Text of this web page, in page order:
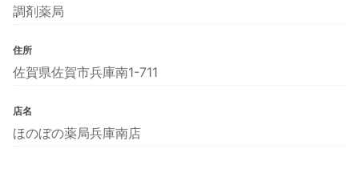
調剤薬局
住所
佐賀県佐賀市兵庫南1-711
店名
ほのぼの薬局兵庫南店